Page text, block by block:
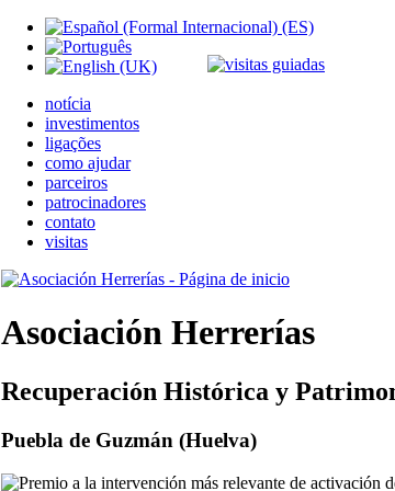
notícia
investimentos
ligações
como ajudar
parceiros
patrocinadores
contato
visitas
Asociación Herrerías
Recuperación Histórica y
Puebla de Guzmán (Huelva)